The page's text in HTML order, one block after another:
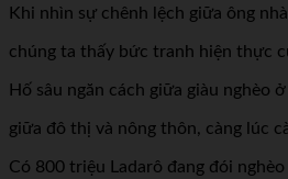
Khi nhìn sự chênh lệch giữa ông
chúng ta thấy bức tranh hiện thực
Hố sâu ngăn cách giữa giàu nghèo
giữa đô thị và nông thôn, càng lúc
Có 800 triệu Ladarô đang đói